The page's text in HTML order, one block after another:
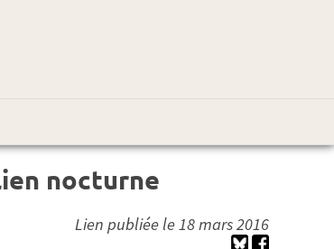
nocturne
Lien publiée le 18 mars 2016